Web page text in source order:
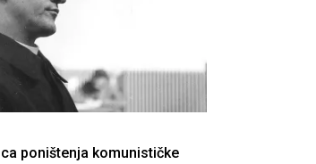
poništenja komunističke